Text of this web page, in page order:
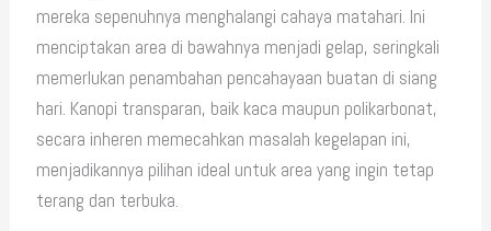
mereka sepenuhnya menghalangi cahaya matahari. Ini
menciptakan area di bawahnya menjadi gelap, seringkali
memerlukan penambahan pencahayaan buatan di siang
hari. Kanopi transparan, baik kaca maupun polikarbonat,
secara inheren memecahkan masalah kegelapan ini,
menjadikannya pilihan ideal untuk area yang ingin tetap
terang dan terbuka.